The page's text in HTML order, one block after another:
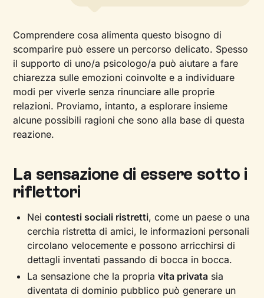
Comprendere cosa alimenta questo bisogno di
scomparire può essere un percorso delicato. Spesso
il supporto di uno/a psicologo/a può aiutare a fare
chiarezza sulle emozioni coinvolte e a individuare
modi per viverle senza rinunciare alle proprie
relazioni. Proviamo, intanto, a esplorare insieme
alcune possibili ragioni che sono alla base di questa
reazione.
La sensazione di essere sotto i
riflettori
Neicontesti sociali ristretti, come un paese o una
cerchia ristretta di amici, le informazioni personali
circolano velocemente e possono arricchirsi di
dettagli inventati passando di bocca in bocca.
La sensazione che la propriavita privata sia
diventata di dominio pubblico può generare un